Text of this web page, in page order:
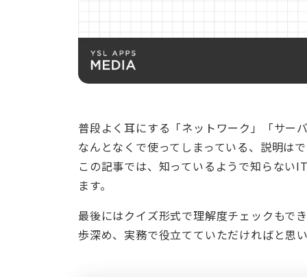
普段よく耳にする「ネットワーク」「サー
なんとなくで使ってしまっている、説明
この記事では、知っているようで知らない
ます。
最後にはクイズ形式で理解度チェックもで
歩深め、実務で役立てていただければと思